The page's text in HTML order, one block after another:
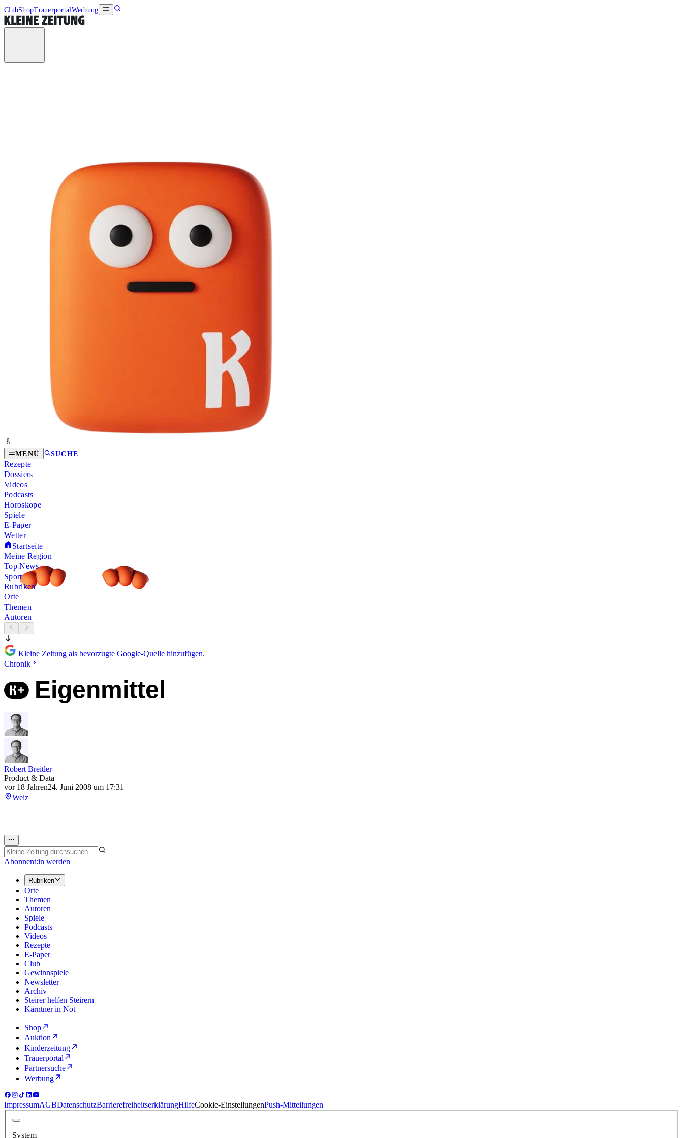
ClubShopTrauerportalWerbung
MENÜ SUCHE
Rezepte
Dossiers
Videos
Podcasts
Horoskope
Spiele
E-Paper
Wetter
Startseite
Meine Region
Top News
Sport
Rubriken
Orte
Themen
Autoren
Kleine Zeitung als bevorzugte Google-Quelle hinzufügen.
Chronik
Eigenmittel
Robert Breitler
Product & Data
vor 18 Jahren24. Juni 2008 um 17:31
Weiz
Abonnent:in werden
Rubriken
Orte
Themen
Autoren
Spiele
Podcasts
Videos
Rezepte
E-Paper
Club
Gewinnspiele
Newsletter
Archiv
Steirer helfen Steirern
Kärntner in Not
Shop
Auktion
Kinderzeitung
Trauerportal
Partnersuche
Werbung
ImpressumAGBDatenschutzBarrierefreiheitserklärungHilfeCookie-EinstellungenPush-Mitteilungen
System